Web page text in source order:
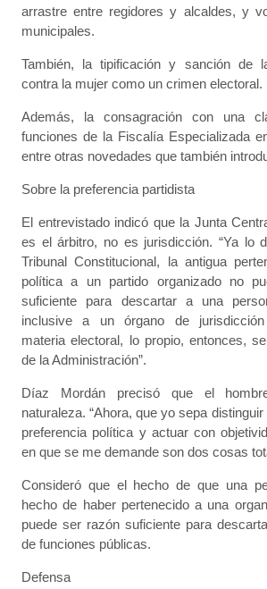
arrastre entre regidores y alcaldes, y
municipales.
También, la tipificación y sanción de
contra la mujer como un crimen electoral.
Además, la consagración con una
funciones de la Fiscalía Especializada
entre otras novedades que también
Sobre la preferencia partidista
El entrevistado indicó que la Junta
es el árbitro, no es jurisdicción. “Ya lo
Tribunal Constitucional, la antigua
política a un partido organizado no
suficiente para descartar a una
inclusive a un órgano de
materia electoral, lo propio, entonces,
de la Administración”.
Díaz Mordán precisó que el
naturaleza. “Ahora, que yo sepa
preferencia política y actuar con
en que se me demande son dos cosas
Consideró que el hecho de que una
hecho de haber pertenecido a una
puede ser razón suficiente para
de funciones públicas.
Defensa